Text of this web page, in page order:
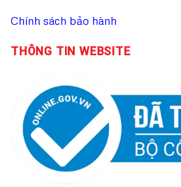
Chính sách bảo hành
THÔNG TIN WEBSITE